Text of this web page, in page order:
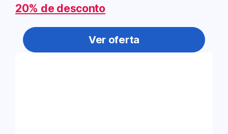
20% de desconto
Ver oferta